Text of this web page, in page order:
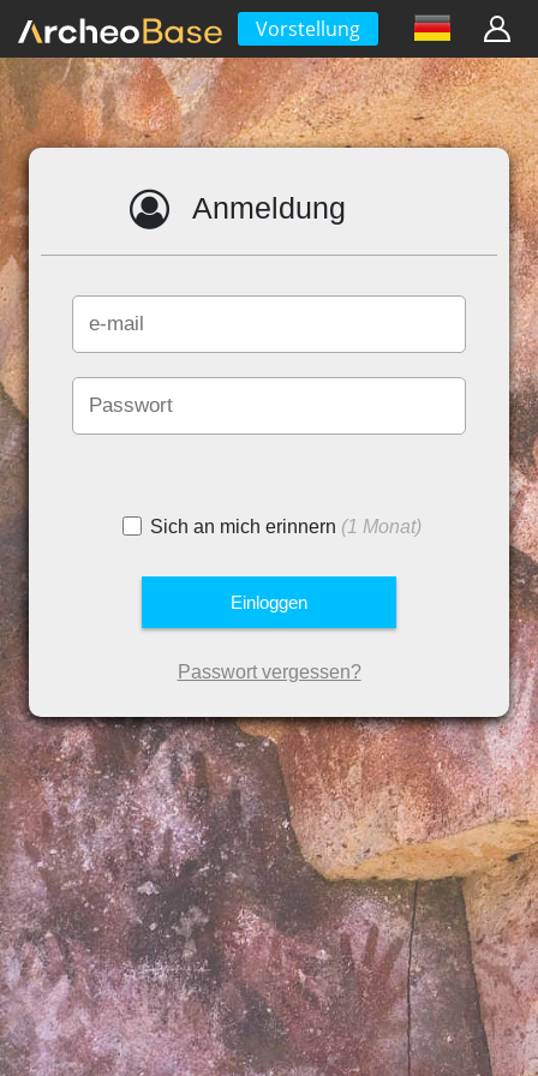
Vorstellung
Anmeldung
Sich an mich erinnern (1 Monat)
Passwort vergessen?